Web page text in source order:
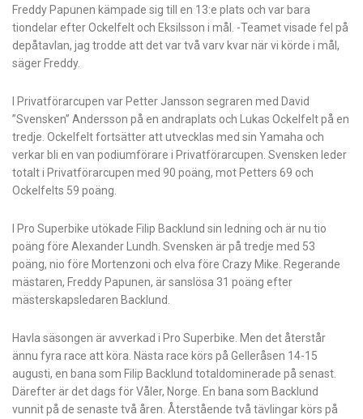
Freddy Papunen kämpade sig till en 13:e plats och var bara
tiondelar efter Ockelfelt och Eksilsson i mål. -Teamet visade fel på
depåtavlan, jag trodde att det var två varv kvar när vi körde i mål,
säger Freddy.
I Privatförarcupen var Petter Jansson segraren med David
”Svensken” Andersson på en andraplats och Lukas Ockelfelt på en
tredje. Ockelfelt fortsätter att utvecklas med sin Yamaha och
verkar bli en van podiumförare i Privatförarcupen. Svensken leder
totalt i Privatförarcupen med 90 poäng, mot Petters 69 och
Ockelfelts 59 poäng.
I Pro Superbike utökade Filip Backlund sin ledning och är nu tio
poäng före Alexander Lundh. Svensken är på tredje med 53
poäng, nio före Mortenzoni och elva före Crazy Mike. Regerande
mästaren, Freddy Papunen, är sanslösa 31 poäng efter
mästerskapsledaren Backlund.
Havla säsongen är avverkad i Pro Superbike. Men det återstår
ännu fyra race att köra. Nästa race körs på Gelleråsen 14-15
augusti, en bana som Filip Backlund totaldominerade på senast.
Därefter är det dags för Våler, Norge. En bana som Backlund
vunnit på de senaste två åren. Återstående två tävlingar körs på